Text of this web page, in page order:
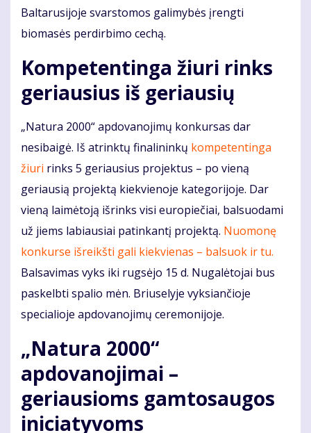
Baltarusijoje svarstomos galimybės įrengti
biomasės perdirbimo cechą.
Kompetentinga žiuri rinks
geriausius iš geriausių
„Natura 2000“ apdovanojimų konkursas dar
nesibaigė. Iš atrinktų finalininkų kompetentinga
žiuri rinks 5 geriausius projektus – po vieną
geriausią projektą kiekvienoje kategorijoje. Dar
vieną laimėtoją išrinks visi europiečiai, balsuodami
už jiems labiausiai patinkantį projektą. Nuomonę
konkurse išreikšti gali kiekvienas – balsuok ir tu.
Balsavimas vyks iki rugsėjo 15 d. Nugalėtojai bus
paskelbti spalio mėn. Briuselyje vyksiančioje
specialioje apdovanojimų ceremonijoje.
„Natura 2000“
apdovanojimai –
geriausioms gamtosaugos
iniciatyvoms